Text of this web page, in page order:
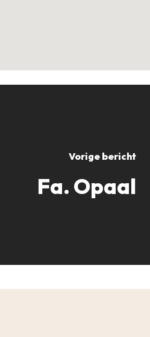
Vorige bericht
Fa. Opaal